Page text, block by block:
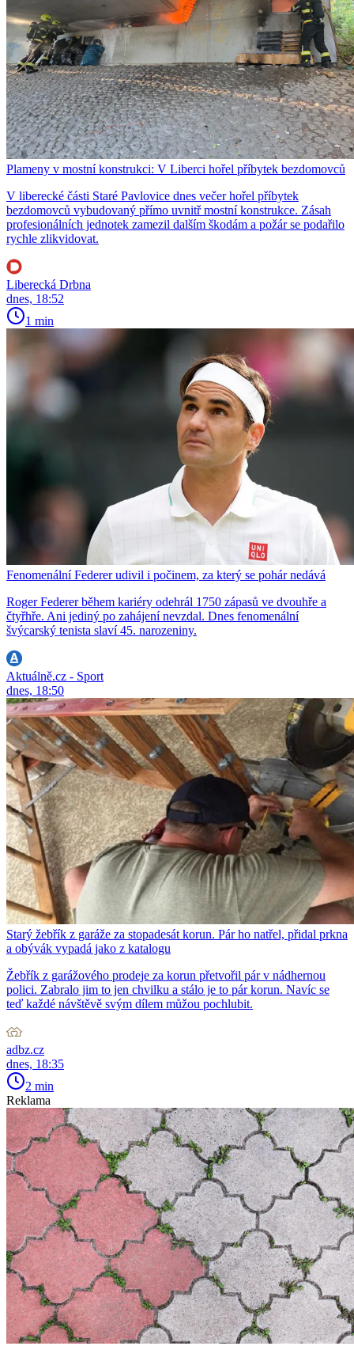
Plameny v mostní konstrukci: V Liberci hořel příbytek bezdomovců
V liberecké části Staré Pavlovice dnes večer hořel příbytek
bezdomovců vybudovaný přímo uvnitř mostní konstrukce. Zásah
profesionálních jednotek zamezil dalším škodám a požár se podařilo
rychle zlikvidovat.
Liberecká Drbna
dnes, 18:52
1 min
Fenomenální Federer udivil i počinem, za který se pohár nedává
Roger Federer během kariéry odehrál 1750 zápasů ve dvouhře a
čtyřhře. Ani jediný po zahájení nevzdal. Dnes fenomenální
švýcarský tenista slaví 45. narozeniny.
Aktuálně.cz - Sport
dnes, 18:50
Starý žebřík z garáže za stopadesát korun. Pár ho natřel, přidal prkna
a obývák vypadá jako z katalogu
Žebřík z garážového prodeje za korun přetvořil pár v nádhernou
polici. Zabralo jim to jen chvilku a stálo je to pár korun. Navíc se
teď každé návštěvě svým dílem můžou pochlubit.
adbz.cz
dnes, 18:35
2 min
Reklama